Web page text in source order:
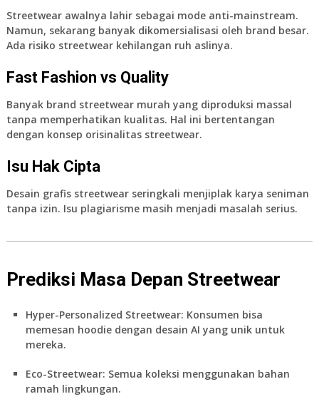
Streetwear awalnya lahir sebagai mode anti-mainstream.
Namun, sekarang banyak dikomersialisasi oleh brand besar.
Ada risiko streetwear kehilangan ruh aslinya.
Fast Fashion vs Quality
Banyak brand streetwear murah yang diproduksi massal
tanpa memperhatikan kualitas. Hal ini bertentangan
dengan konsep orisinalitas streetwear.
Isu Hak Cipta
Desain grafis streetwear seringkali menjiplak karya seniman
tanpa izin. Isu plagiarisme masih menjadi masalah serius.
Prediksi Masa Depan Streetwear
Hyper-Personalized Streetwear: Konsumen bisa
memesan hoodie dengan desain AI yang unik untuk
mereka.
Eco-Streetwear: Semua koleksi menggunakan bahan
ramah lingkungan.